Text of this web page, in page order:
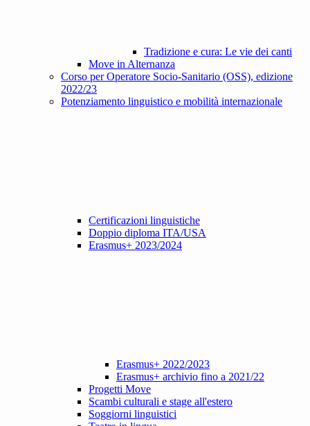
Tradizione e cura: Le vie dei canti
Move in Alternanza
Corso per Operatore Socio-Sanitario (OSS), edizione
2022/23
Potenziamento linguistico e mobilità internazionale
Certificazioni linguistiche
Doppio diploma ITA/USA
Erasmus+ 2023/2024
Erasmus+ 2022/2023
Erasmus+ archivio fino a 2021/22
Progetti Move
Scambi culturali e stage all'estero
Soggiorni linguistici